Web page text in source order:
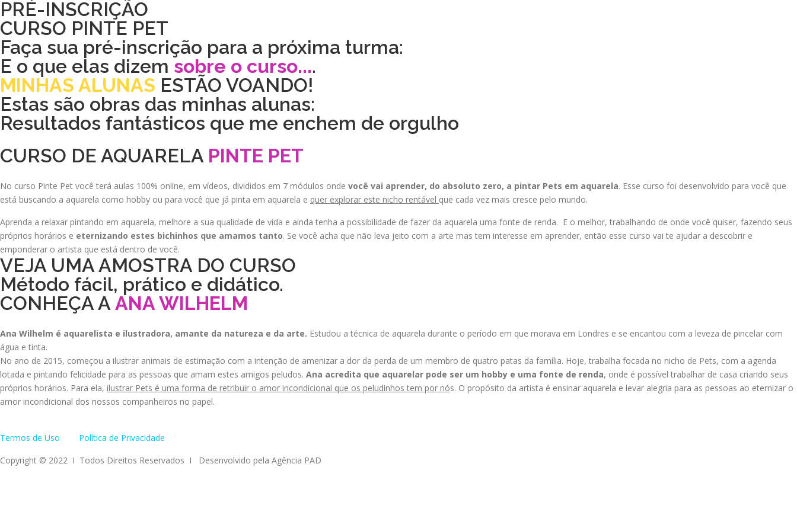
Pular
para
o
conteúdo
PRÉ-INSCRIÇÃO
CURSO PINTE PET
Faça sua pré-inscrição para a próxima turma:
E o que elas dizem sobre o curso....
MINHAS ALUNAS ESTÃO VOANDO!
Estas são obras das minhas alunas:
Resultados fantásticos que me enchem de orgulho
CURSO DE AQUARELA PINTE PET
No curso Pinte Pet você terá aulas 100% online, em vídeos, divididos em 7 módulos onde você vai aprender, do absoluto zero, a pintar Pets em aquarela. Esse curso foi desenvolvido para você que
está buscando a aquarela como hobby ou para você que já pinta em aquarela e quer explorar este nicho rentável que cada vez mais cresce pelo mundo.
Aprenda a relaxar pintando em aquarela, melhore a sua qualidade de vida e ainda tenha a possibilidade de fazer da aquarela uma fonte de renda. E o melhor, trabalhando de onde você quiser, fazendo seus
próprios horários e eternizando estes bichinhos que amamos tanto. Se você acha que não leva jeito com a arte mas tem interesse em aprender, então esse curso vai te ajudar a descobrir e
emponderar o artista que está dentro de você.
VEJA UMA AMOSTRA DO CURSO
Método fácil, prático e didático.
CONHEÇA A ANA WILHELM
Ana Wilhelm é aquarelista e ilustradora, amante da natureza e da arte. Estudou a técnica de aquarela durante o período em que morava em Londres e se encantou com a leveza de pincelar com
água e tinta.
No ano de 2015, começou a ilustrar animais de estimação com a intenção de amenizar a dor da perda de um membro de quatro patas da família. Hoje, trabalha focada no nicho de Pets, com a agenda
lotada e pintando felicidade para as pessoas que amam estes amigos peludos. Ana acredita que aquarelar pode ser um hobby e uma fonte de renda, onde é possível trabalhar de casa criando seus
próprios horários. Para ela, ilustrar Pets é uma forma de retribuir o amor incondicional que os peludinhos tem por nós. O propósito da artista é ensinar aquarela e levar alegria para as pessoas ao eternizar o
amor incondicional dos nossos companheiros no papel.
Termos de Uso
Política de Privacidade
Copyright © 2022 I Todos Direitos Reservados I Desenvolvido pela Agência PAD